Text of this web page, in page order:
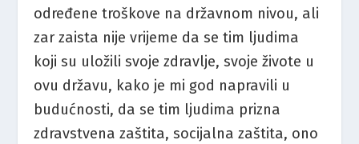
određene troškove na državnom nivou, ali
zar zaista nije vrijeme da se tim ljudima
koji su uložili svoje zdravlje, svoje živote u
ovu državu, kako je mi god napravili u
budućnosti, da se tim ljudima prizna
zdravstvena zaštita, socijalna zaštita, ono